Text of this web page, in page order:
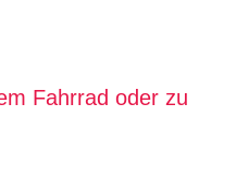
Fahrrad oder zu